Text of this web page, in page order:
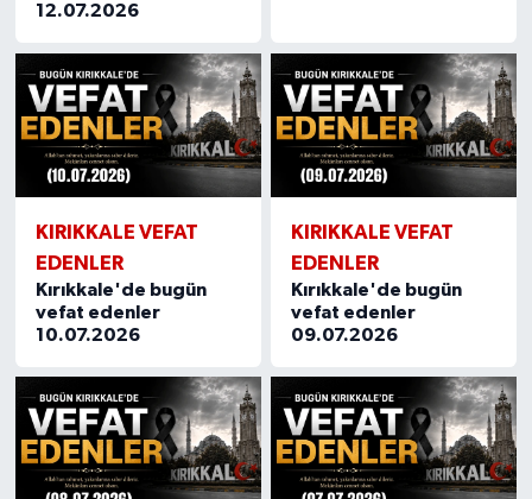
12.07.2026
KIRIKKALE VEFAT
EDENLER
Kırıkkale'de bugün
vefat edenler
10.07.2026
KIRIKKALE VEFAT
EDENLER
Kırıkkale'de bugün
vefat edenler
09.07.2026